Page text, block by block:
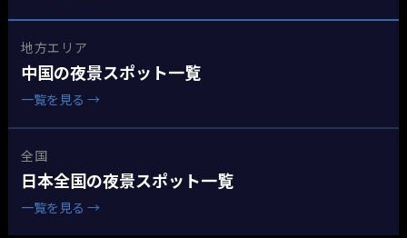
地方エリア
中国の夜景スポット一覧
一覧を見る →
全国
日本全国の夜景スポット一覧
一覧を見る →